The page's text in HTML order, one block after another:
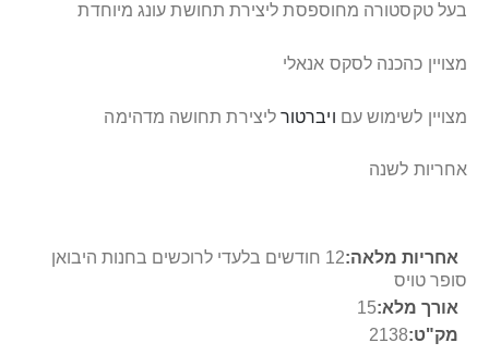
בעל טקסטורה מחוספסת ליצירת תחושת עונג מיוחדת
מצויין כהכנה לסקס אנאלי
מצויין לשימוש עם ויברטורליצירת תחושה מדהימה
אחריות לשנה
מידע
נוסף
12 חודשים בלעדי לרוכשים בחנות היבואן
סופר טויס
15
2138